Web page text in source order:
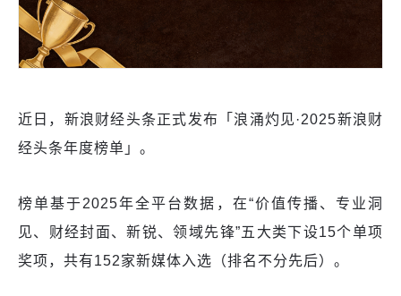
近日，新浪财经头条正式发布「浪涌灼见·2025新浪财
经头条年度榜单」。
榜单基于2025年全平台数据，在“价值传播、专业洞
见、财经封面、新锐、领域先锋”五大类下设15个单项
奖项，共有152家新媒体入选（排名不分先后）。